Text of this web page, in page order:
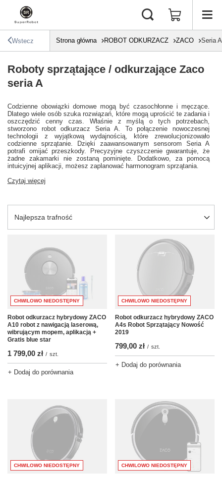
Wstecz Strona główna ROBOT ODKURZACZ ZACO Seria A
Roboty sprzątające / odkurzające Zaco
seria A
Codzienne obowiązki domowe mogą być czasochłonne i męczące.
Dlatego wiele osób szuka rozwiązań, które mogą uprościć te zadania i
oszczędzić cenny czas. Właśnie z myślą o tych potrzebach,
stworzono robot odkurzacz Seria A. To połączenie nowoczesnej
technologii z wyjątkową wydajnością, które zrewolucjonizowało
codzienne sprzątanie. Dzięki zaawansowanym sensorom Seria A
potrafi omijać przeszkody. Precyzyjne czyszczenie gwarantuje, że
żadne zakamarki nie zostaną pominięte. Dodatkowo, za pomocą
intuicyjnej aplikacji, możesz zaplanować harmonogram sprzątania.
Czytaj więcej
Zmień sortowanie
Najlepsza trafność
CHWILOWO NIEDOSTĘPNY
Robot odkurzacz hybrydowy ZACO
A10 robot z nawigacją laserową,
wibrującym mopem, aplikacją +
Gratis blue star
1 799,00 zł / szt.
+ Dodaj do porównania
CHWILOWO NIEDOSTĘPNY
Robot odkurzacz hybrydowy ZACO
A4s Robot Sprzątający Nowość
2019
799,00 zł / szt.
+ Dodaj do porównania
CHWILOWO NIEDOSTĘPNY CHWILOWO NIEDOSTĘPNY